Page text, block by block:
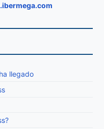
llegado